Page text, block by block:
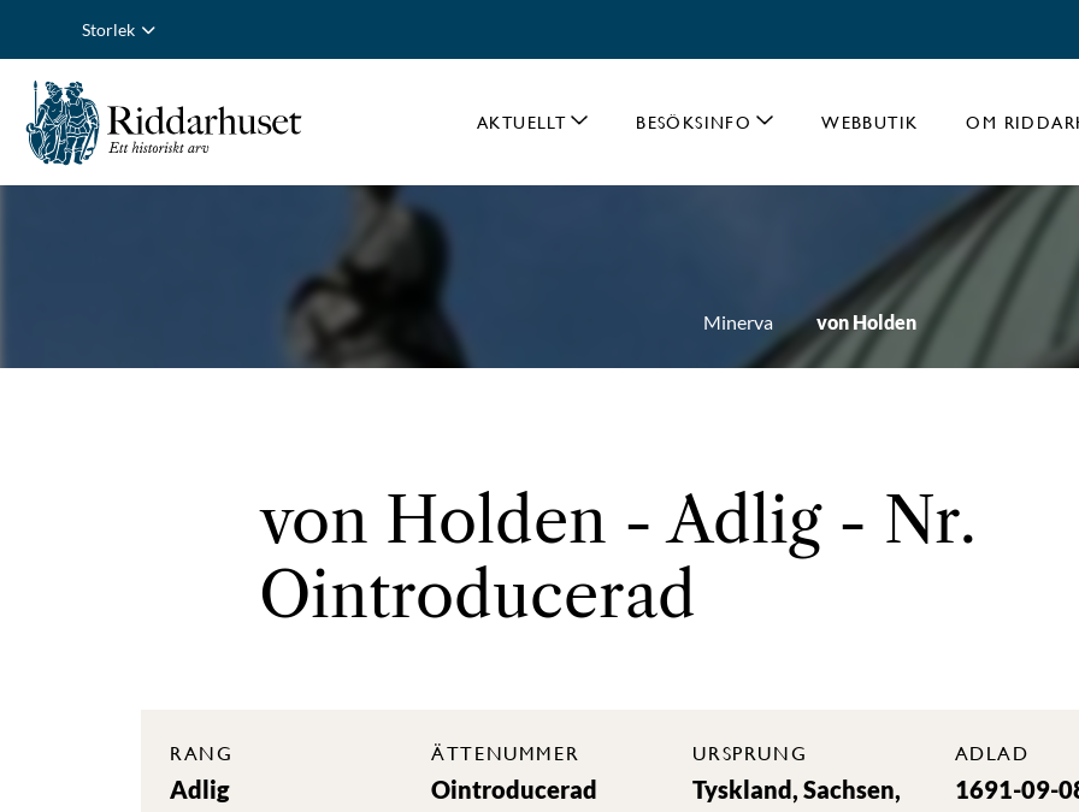
Storlek
AKTUELLT BESÖKSINFO WEBBUTIK OM
Minerva von Holden
von Holden - Adlig - Nr.
Ointroducerad
RANG
Adlig
ÄTTENUMMER
Ointroducerad
URSPRUNG
Tyskland, Sachsen,
ADLAD
1691-09-